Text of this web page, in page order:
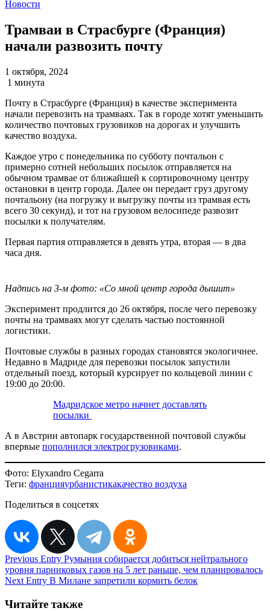
Новости
Трамваи в Страсбурге (Франция)
начали развозить почту
1 октября, 2024
1 минута
Почту в Страсбурге (Франция) в качестве эксперимента
начали перевозить на трамваях. Так в городе хотят уменьшить
количество почтовых грузовиков на дорогах и улучшить
качество воздуха.
Каждое утро с понедельника по субботу почтальон с
примерно сотней небольших посылок отправляется на
обычном трамвае от ближайшей к сортировочному центру
остановки в центр города. Далее он передает груз другому
почтальону (на погрузку и выгрузку почты из трамвая есть
всего 30 секунд), и тот на грузовом велосипеде развозит
посылки к получателям.
Первая партия отправляется в девять утра, вторая — в два
часа дня.
Надпись на 3-м фото: «Со мной центр города дышит»
Эксперимент продлится до 26 октября, после чего перевозку
почты на трамваях могут сделать частью постоянной
логистики.
Почтовые службы в разных городах становятся экологичнее.
Недавно в Мадриде для перевозки посылок запустили
отдельный поезд, который курсирует по кольцевой линии с
19:00 до 20:00.
Мадридское метро начнет доставлять
посылки
А в Австрии автопарк государственной почтовой службы
впервые пополнился электрогрузовиками.
Фото: Elyxandro Cegarra
Теги: францияурбанистикакачество воздуха
Поделиться в соцсетях
Навигация
по
Previous Entry Румыния собирается добиться нейтрального
уровня парниковых газов на 5 лет раньше, чем планировалось
Next Entry В Милане запретили кормить белок
Читайте также